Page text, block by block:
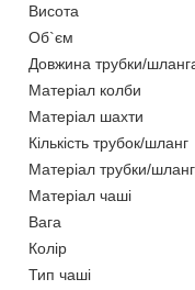
Висота
Об`єм
Довжина трубки/
Матеріал колби
Матеріал шахти
Кількість трубок/шланг
Матеріал трубки/
Матеріал чаші
Вага
Колір
Тип чаші